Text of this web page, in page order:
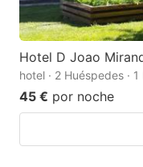
Hotel D Joao
hotel · 2 Huéspedes ·
45 € por noche